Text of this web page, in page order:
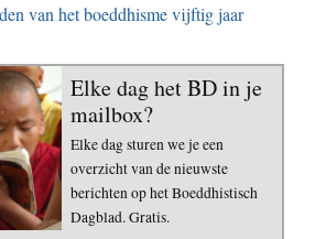
van het boeddhisme vijftig jaar
Elke dag het BD in je
mailbox?
Elke dag sturen we je een
overzicht van de nieuwste
berichten op het Boeddhistisch
Dagblad. Gratis.